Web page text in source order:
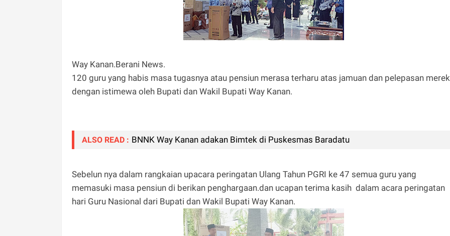
Way Kanan.Berani News.
120 guru yang habis masa tugasnya atau pensiun merasa terharu atas jamuan dan pelepasan
dengan istimewa oleh Bupati dan Wakil Bupati Way Kanan.
ALSO READ : BNNK Way Kanan adakan Bimtek di Puskesmas Baradatu
Sebelun nya dalam rangkaian upacara peringatan Ulang Tahun PGRI ke 47 semua guru yang
memasuki masa pensiun di berikan penghargaan.dan ucapan terima kasih dalam acara peringatan
hari Guru Nasional dari Bupati dan Wakil Bupati Way Kanan.